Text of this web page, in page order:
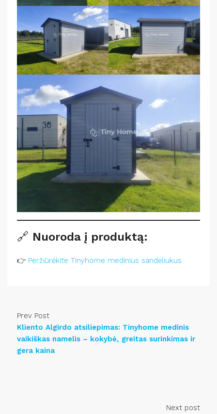
🔗 Nuoroda į produktą:
👉 Peržiūrėkite Tinyhome medinius sandėliukus
Prev Post
Kliento Algirdo atsiliepimas: Tinyhome medinis
vaikiškas namelis – kokybė, greitas surinkimas ir
gera kaina
Next post